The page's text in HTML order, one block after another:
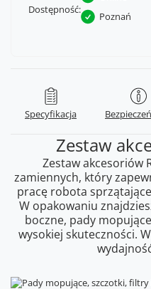
Dostępność:
Poznań
Specyfikacja
Zestaw
Zestaw akcesoriów
zamiennych, który
pracę robota
W opakowaniu
boczne, pady
wysokiej skuteczności.